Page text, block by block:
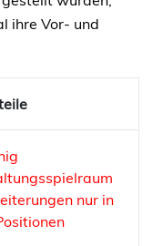
ihre Vor- und
nur in